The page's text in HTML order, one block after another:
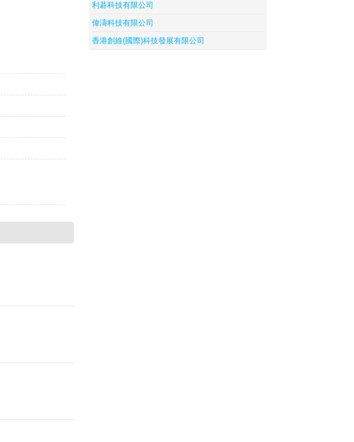
利碁科技有限公司
偉濤科技有限公司
香港創維(國際)科技發展有限公司